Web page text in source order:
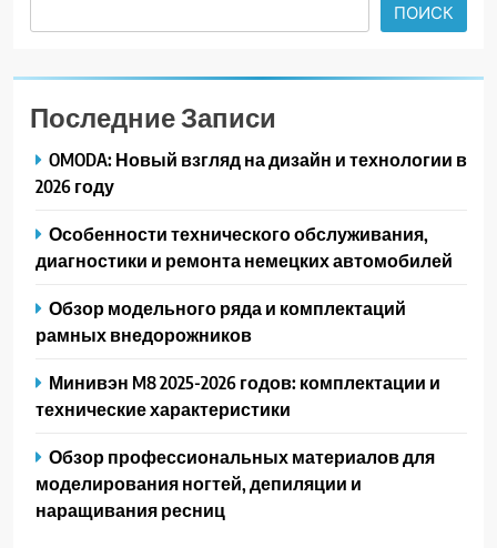
ПОИСК
Последние Записи
OMODA: Новый взгляд на дизайн и технологии в
2026 году
Особенности технического обслуживания,
диагностики и ремонта немецких автомобилей
Обзор модельного ряда и комплектаций
рамных внедорожников
Минивэн M8 2025-2026 годов: комплектации и
технические характеристики
Обзор профессиональных материалов для
моделирования ногтей, депиляции и
наращивания ресниц